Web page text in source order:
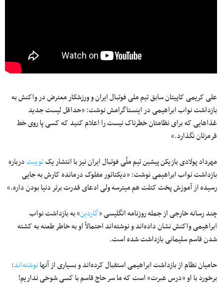
علی کریمی کاپیتان سابق تیم ملی فوتبال ایران و ورزشکار معترض در واکنش به
بازداشت نواب ابراهیمی در اینستاگرامش نوشت: «حداقل لیست جدید
غذاهایی که برای نظامتان خطرناک نیست را اعلام کنید که کسی پا روی خط
قرمزتان نگذارد.»
مهرداد پولادی بازیکن پیشین تیم ملّی فوتبال ایران نیز با انتشار یکتوییتدرباره
بازداشت نواب ابراهیمی نوشت: «دیکتاتور مفلوک درمانده کارش به جایی
رسیده از آموزش پخت کتلت هم میترسه ولی ادعای قدرت برتر دنیا بودن داره.»
چند رسانه خارجی از جمله روزنامه انگلیسی «گاردین» به بازداشت نواب
ابراهیمی واکنش نشان داده‌اند و نوشته‌اند احتمالاً او به خاطر طعنه به کشته
شدن قاسم سلیمانی بازداشت شده است.
حامیان نظام از بازداشت ابراهیمی استقبال کرده‌اند و بسیاری از آنهانوشته‌اند:
برخورد با او «درس عبرت» است که ما سر حاج قاسم با کسی شوخی نداریم!